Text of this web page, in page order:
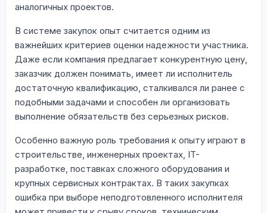
аналогичных проектов.
В системе закупок опыт считается одним из
важнейших критериев оценки надежности участника.
Даже если компания предлагает конкурентную цену,
заказчик должен понимать, имеет ли исполнитель
достаточную квалификацию, сталкивался ли ранее с
подобными задачами и способен ли организовать
выполнение обязательств без серьезных рисков.
Особенно важную роль требования к опыту играют в
строительстве, инженерных проектах, IT-
разработке, поставках сложного оборудования и
крупных сервисных контрактах. В таких закупках
ошибка при выборе неподготовленного исполнителя